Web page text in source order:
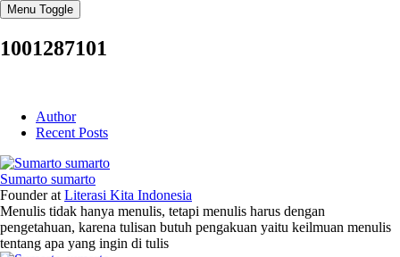
Menu Toggle
1001287101
Author
Recent Posts
Sumarto sumarto
Founderat Literasi Kita Indonesia
Menulis tidak hanya menulis, tetapi menulis harus dengan
pengetahuan, karena tulisan butuh pengakuan yaitu keilmuan menulis
tentang apa yang ingin di tulis